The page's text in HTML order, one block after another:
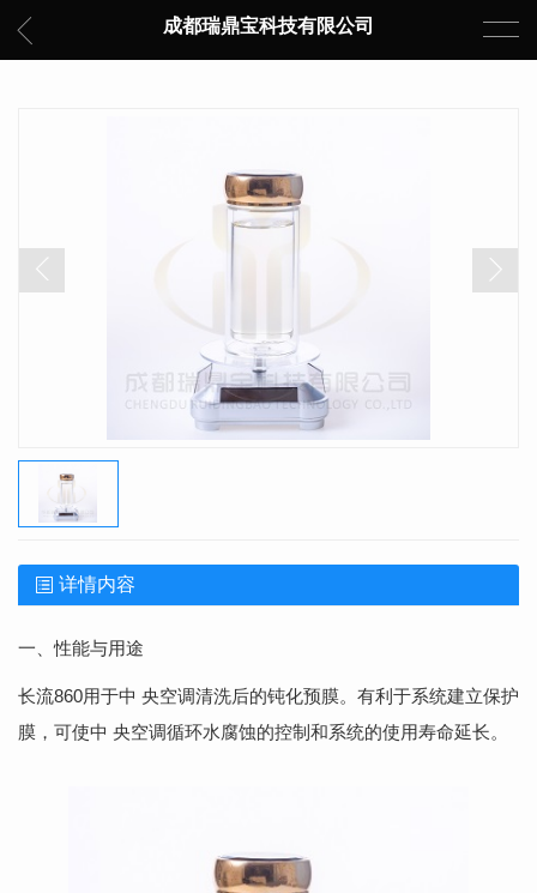
成都瑞鼎宝科技有限公司
详情内容
一、性能与用途
长流860用于中 央空调清洗后的钝化预膜。有利于系统建立保护
膜，可使中 央空调循环水腐蚀的控制和系统的使用寿命延长。